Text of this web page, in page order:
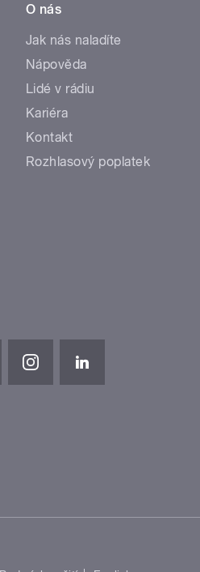
O nás
Jak nás naladíte
Nápověda
Lidé v rádiu
Kariéra
Kontakt
Rozhlasový poplatek